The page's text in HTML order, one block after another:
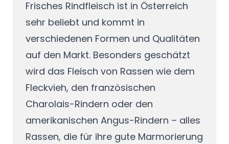
Frisches Rindfleisch ist in Österreich
sehr beliebt und kommt in
verschiedenen Formen und Qualitäten
auf den Markt. Besonders geschätzt
wird das Fleisch von Rassen wie dem
Fleckvieh, den französischen
Charolais-Rindern oder den
amerikanischen Angus-Rindern – alles
Rassen, die für ihre gute Marmorierung